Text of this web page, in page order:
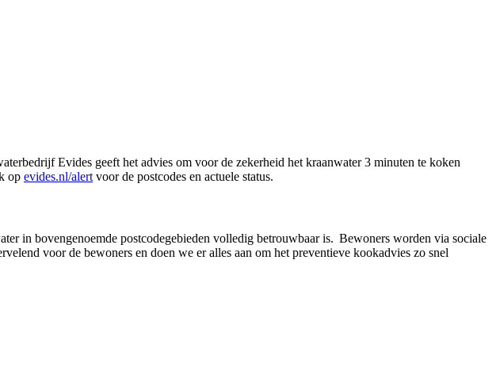
Evides geeft het advies om voor de zekerheid het kraanwater 3 minuten te koken
op evides.nl/alert voor de postcodes en actuele status.
in bovengenoemde postcodegebieden volledig betrouwbaar is. Bewoners worden via sociale
voor de bewoners en doen we er alles aan om het preventieve kookadvies zo snel